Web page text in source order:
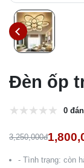
Đèn ốp
0
3,250,000đ
- Tình trạng: còn